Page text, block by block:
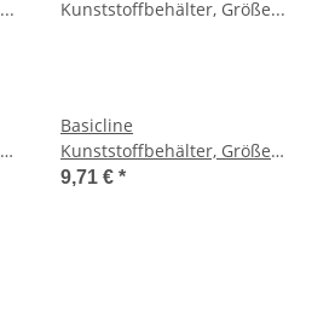
Basicline
Kunststoffbehälter, Größe
40x30x12cm auf Europalette
9,71 € *